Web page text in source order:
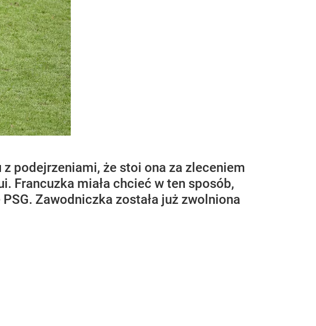
podejrzeniami, że stoi ona za zleceniem
Francuzka miała chcieć w ten sposób,
Zawodniczka została już zwolniona